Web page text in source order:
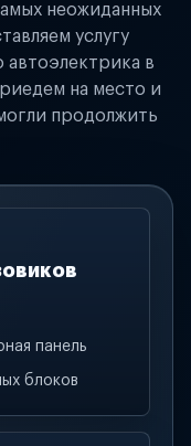
неожиданных
услугу
автоэлектрика в
на место и
продолжить
панель
блоков